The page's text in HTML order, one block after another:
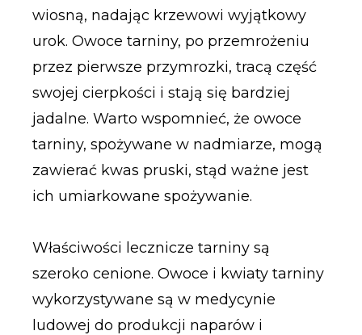
wiosną, nadając krzewowi wyjątkowy
urok. Owoce tarniny, po przemrożeniu
przez pierwsze przymrozki, tracą część
swojej cierpkości i stają się bardziej
jadalne. Warto wspomnieć, że owoce
tarniny, spożywane w nadmiarze, mogą
zawierać kwas pruski, stąd ważne jest
ich umiarkowane spożywanie.
Właściwości lecznicze tarniny są
szeroko cenione. Owoce i kwiaty tarniny
wykorzystywane są w medycynie
ludowej do produkcji naparów i